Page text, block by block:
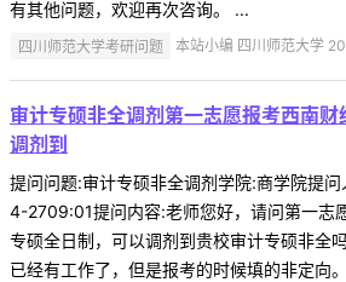
有其他问题，欢迎再次咨询。 ...
四川师范大学考研问题 本站小编 四川师范大学
审计专硕非全调剂第一志愿报考西南财
调剂到
提问问题:审计专硕非全调剂学院:商学院提
4-2709:01提问内容:老师您好，请问第一志
专硕全日制，可以调剂到贵校审计专硕非全
已经有工作了，但是报考的时候填的非定向